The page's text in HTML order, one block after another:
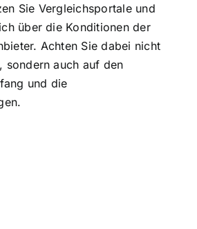
Sie Vergleichsportale und
über die Konditionen der
Achten Sie dabei nicht
sondern auch auf den
und die